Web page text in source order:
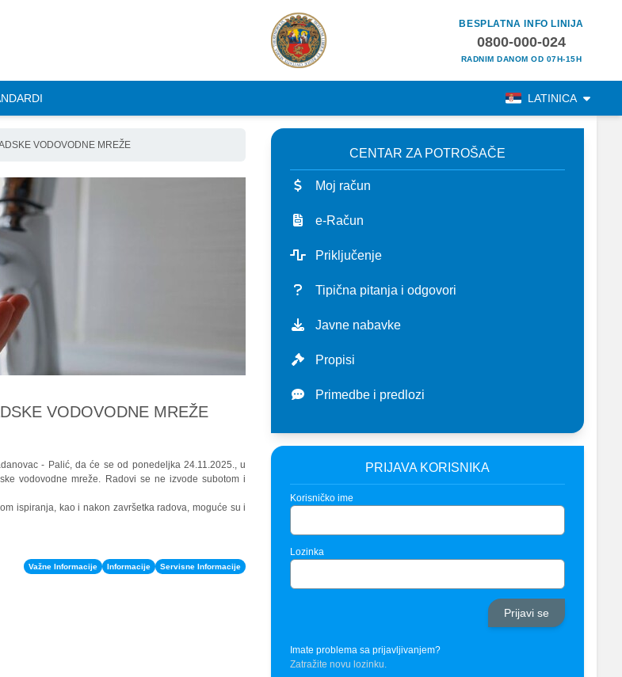
BESPLATNA INFO LINIJA
0800-000-024
RADNIM DANOM OD 07H-15H
LATINICA
VODOVODNE MREŽE
VODOVODNE MREŽE
- Palić, da će se od ponedeljka 24.11.2025., u
vodovodne mreže. Radovi se ne izvode subotom i
ispiranja, kao i nakon završetka radova, moguće su i
Važne Informacije Informacije Servisne Informacije
CENTAR ZA POTROŠAČE
Moj račun
e-Račun
Priključenje
Tipična pitanja i odgovori
Javne nabavke
Propisi
Primedbe i predlozi
PRIJAVA KORISNIKA
Korisničko ime
Lozinka
Imate problema sa prijavljivanjem?
Zatražite novu lozinku.